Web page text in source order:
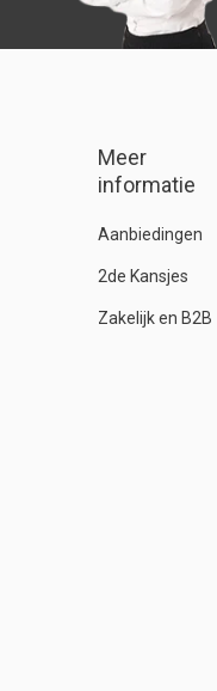
Meer
informatie
Aanbiedingen
2de Kansjes
Zakelijk en B2B